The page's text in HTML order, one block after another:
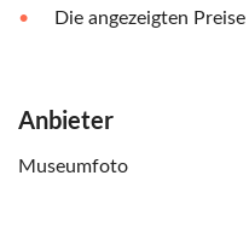
Die angezeigten
Anbieter
Museumfoto